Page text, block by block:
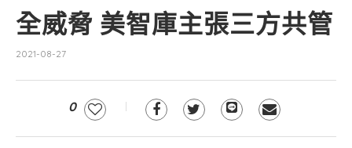
全威脅 美智庫主張三方共管
2021-08-27
0